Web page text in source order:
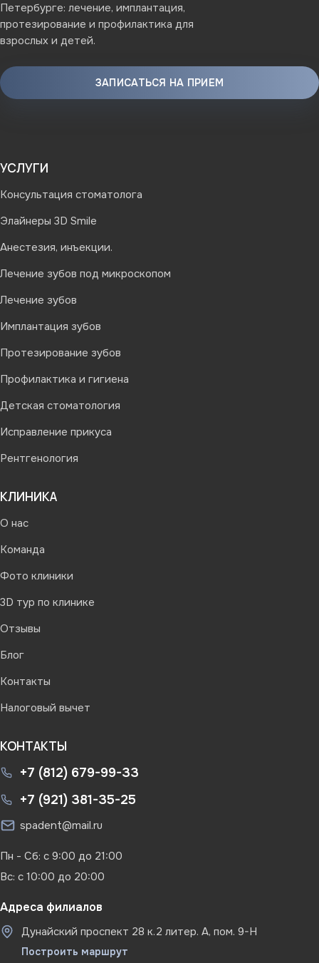
Петербурге: лечение, имплантация,
протезирование и профилактика для
взрослых и детей.
ЗАПИСАТЬСЯ НА ПРИЕМ
УСЛУГИ
Консультация стоматолога
Элайнеры 3D Smile
Анестезия, инъекции.
Лечение зубов под микроскопом
Лечение зубов
Имплантация зубов
Протезирование зубов
Профилактика и гигиена
Детская стоматология
Исправление прикуса
Рентгенология
КЛИНИКА
О нас
Команда
Фото клиники
3D тур по клинике
Отзывы
Блог
Контакты
Налоговый вычет
КОНТАКТЫ
+7 (812) 679-99-33
+7 (921) 381-35-25
spadent@mail.ru
Пн - Сб: с 9:00 до 21:00
Вс: c 10:00 до 20:00
Адреса филиалов
Дунайский проспект 28 к.2 литер. А, пом. 9-Н
Построить маршрут